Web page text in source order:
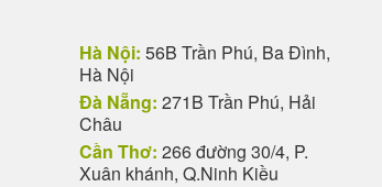
Hà Nội: 56B Trần Phú, Ba Đình,
Hà Nội
Đà Nẵng: 271B Trần Phú, Hải
Châu
Cần Thơ: 266 đường 30/4, P.
Xuân khánh, Q.Ninh Kiều